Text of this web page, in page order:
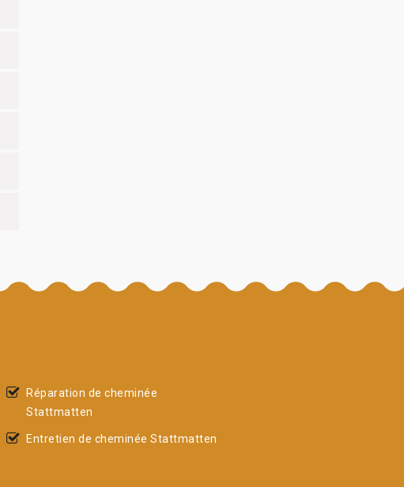
Réparation de cheminée
Stattmatten
Entretien de cheminée Stattmatten